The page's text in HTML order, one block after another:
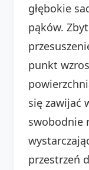
głębokie
pąków.
punkt
się zawijać
swobodnie
przestrzeń